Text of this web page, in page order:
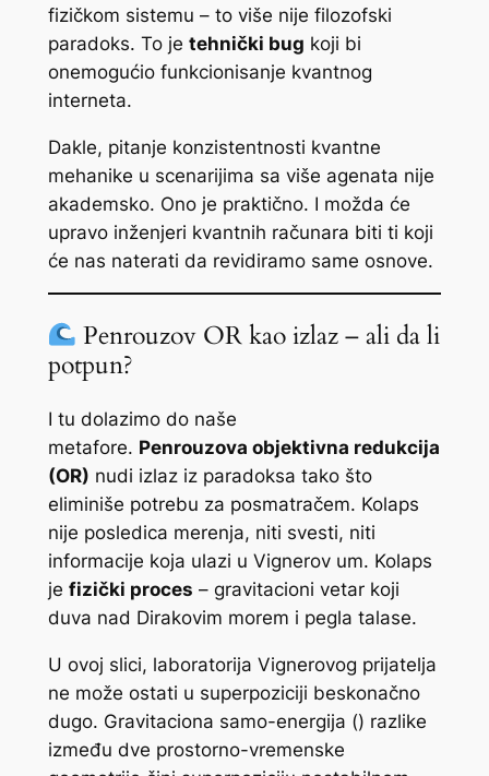
fizičkom sistemu – to više nije filozofski
paradoks. To je tehnički bug koji bi
onemogućio funkcionisanje kvantnog
interneta.
Dakle, pitanje konzistentnosti kvantne
mehanike u scenarijima sa više agenata nije
akademsko. Ono je praktično. I možda će
upravo inženjeri kvantnih računara biti ti koji
će nas naterati da revidiramo same osnove.
Penrouzov OR kao izlaz – ali da li
potpun?
I tu dolazimo do naše
metafore. Penrouzova objektivna redukcija
(OR) nudi izlaz iz paradoksa tako što
eliminiše potrebu za posmatračem. Kolaps
nije posledica merenja, niti svesti, niti
informacije koja ulazi u Vignerov um. Kolaps
je fizički proces – gravitacioni vetar koji
duva nad Dirakovim morem i pegla talase.
U ovoj slici, laboratorija Vignerovog prijatelja
ne može ostati u superpoziciji beskonačno
dugo. Gravitaciona samo-energija (​) razlike
između dve prostorno-vremenske